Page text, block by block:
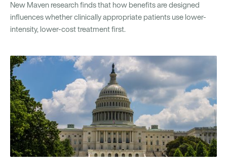
New Maven research finds that how benefits are designed
influences whether clinically appropriate patients use lower-
intensity, lower-cost treatment first.